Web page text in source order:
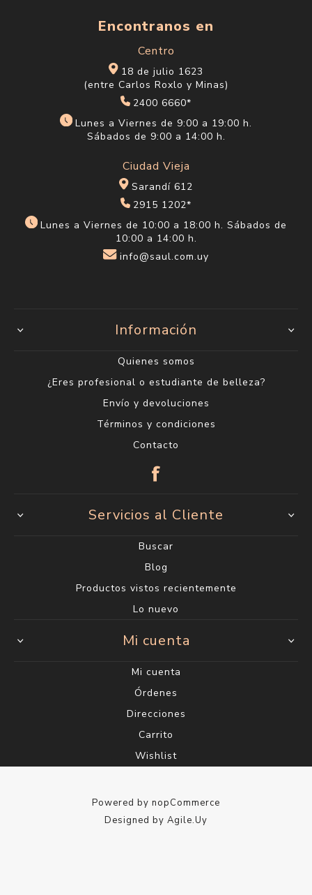
Encontranos en
Centro
18 de julio 1623
(entre Carlos Roxlo y Minas)
2400 6660*
Lunes a Viernes de 9:00 a 19:00 h.
Sábados de 9:00 a 14:00 h.
Ciudad Vieja
Sarandí 612
2915 1202*
Lunes a Viernes de 10:00 a 18:00 h. Sábados de
10:00 a 14:00 h.
info@saul.com.uy
Información
Quienes somos
¿Eres profesional o estudiante de belleza?
Envío y devoluciones
Términos y condiciones
Contacto
Servicios al Cliente
Buscar
Blog
Productos vistos recientemente
Lo nuevo
Mi cuenta
Mi cuenta
Órdenes
Direcciones
Carrito
Wishlist
Powered by nopCommerce
Designed by Agile.Uy